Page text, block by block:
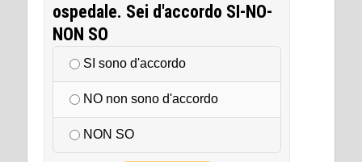
ospedale. Sei d'accordo SI-NO-
NON SO
SI sono d'accordo
NO non sono d'accordo
NON SO